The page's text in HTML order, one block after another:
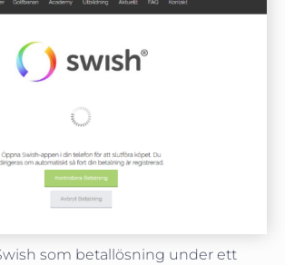
som betallösning under ett